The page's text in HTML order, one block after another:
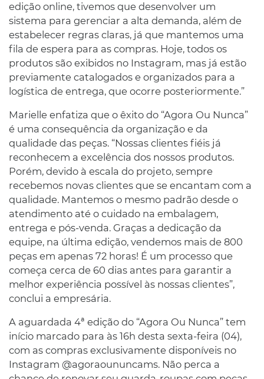
edição online, tivemos que desenvolver um
sistema para gerenciar a alta demanda, além de
estabelecer regras claras, já que mantemos uma
fila de espera para as compras. Hoje, todos os
produtos são exibidos no Instagram, mas já estão
previamente catalogados e organizados para a
logística de entrega, que ocorre posteriormente.”
Marielle enfatiza que o êxito do “Agora Ou Nunca”
é uma consequência da organização e da
qualidade das peças. “Nossas clientes fiéis já
reconhecem a excelência dos nossos produtos.
Porém, devido à escala do projeto, sempre
recebemos novas clientes que se encantam com a
qualidade. Mantemos o mesmo padrão desde o
atendimento até o cuidado na embalagem,
entrega e pós-venda. Graças a dedicação da
equipe, na última edição, vendemos mais de 800
peças em apenas 72 horas! É um processo que
começa cerca de 60 dias antes para garantir a
melhor experiência possível às nossas clientes”,
conclui a empresária.
A aguardada 4ª edição do “Agora Ou Nunca” tem
início marcado para às 16h desta sexta-feira (04),
com as compras exclusivamente disponíveis no
Instagram @agoraoununcams. Não perca a